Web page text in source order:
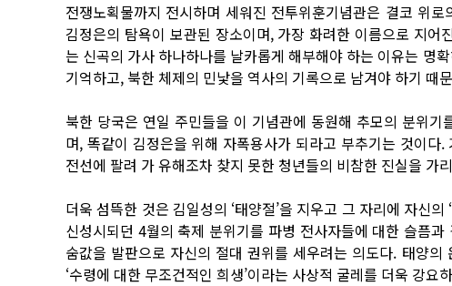
전쟁노획물까지 전시하며 세워진 전투위훈기념관은 결코 위
김정은의 탐욕이 보관된 장소이며, 가장 화려한 이름으로 지어
는 신곡의 가사 하나하나를 날카롭게 해부해야 하는 이유는 명
기억하고, 북한 체제의 민낯을 역사의 기록으로 남겨야 하기 때
북한 당국은 연일 주민들을 이 기념관에 동원해 추모의 분위
며, 똑같이 김정은을 위해 자폭용사가 되라고 부추기는 것이
전선에 팔려 가 유해조차 찾지 못한 청년들의 비참한 진실을 가
더욱 섬뜩한 것은 김일성의 ‘태양절’을 지우고 그 자리에 자신
신성시되던 4월의 축제 분위기를 파병 전사자들에 대한 슬픔
숨값을 발판으로 자신의 절대 권위를 세우려는 의도다. 태양
‘수령에 대한 무조건적인 희생’이라는 사상적 굴레를 더욱 강요